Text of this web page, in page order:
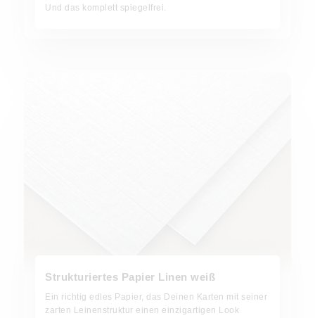
Und das komplett spiegelfrei.
Strukturiertes Papier Linen weiß
Ein richtig edles Papier, das Deinen Karten mit seiner
zarten Leinenstruktur einen einzigartigen Look